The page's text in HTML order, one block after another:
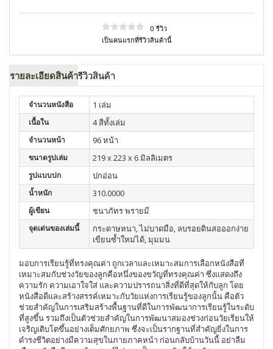
0 รีวิว
เป็นคนแรกที่รีวิวสินค้านี้
รายละเอียดสินค้ารีวิวสินค้า
จำนวนหนังสือ 1 เล่ม
เนื้อใน 4 สีทั้งเล่ม
จำนวนหน้า 96 หน้า
ขนาดรูปเล่ม 219 x 223 x 6 มิลลิเมตร
รูปแบบปก ปกอ่อน
น้ำหนัก 310.0000
ผู้เขียน ชนาภัทร พรายมี
จุดเด่นของเล่มนี้
กระดาษหนา, ไม่บาดมือ, ลบรอยดินสอออกง่าย
เขียนซ้ำใหม่ได้, มุมมน
มอบการเรียนรู้ที่ทรงคุณค่า ถูกเวลาและเหมาะสมการเลือกหนังสือที่
เหมาะสมกับช่วงวัยของลูกคือหนึ่งของขวัญที่ทรงคุณค่า ซึ่งแสดงถึง
ความรัก ความเอาใจใส่ และความปรารถนาสิ่งที่ดีที่สุดให้กับลูก โดย
หนังสือดีและสร้างสรรค์เหมาะกับวัยแห่งการเรียนรู้ของลูกนั้น คือตัว
ช่วยสำคัญในการเสริมสร้างพื้นฐานที่ดีในการพัฒนาการเรียนรู้ในระดับ
ที่สูงขึ้น รวมถึงเป็นตัวช่วยสำคัญในการพัฒนาสมองช่วงก่อนวัยเรียนให้
เจริญเติบโตขึ้นอย่างเต็มศักยภาพ ซึ่งจะเป็นรากฐานที่สำคัญยิ่งในการ
ดำรงชีวิตอย่างมีความสุขในภายภาคหน้า ก่อนกลับบ้านวันนี้ อย่าลืม